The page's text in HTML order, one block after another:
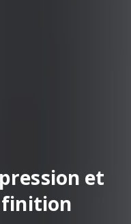
et
finition